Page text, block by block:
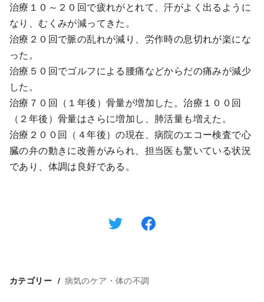
治療１０～２０回で疲れがとれて、汗がよく出るように
なり、むくみが減ってきた。
治療２０回で脈の乱れが減り、労作時の息切れが楽にな
った。
治療５０回でゴルフによる腰痛などからだの痛みが減少
した。
治療７０回（１年後）骨量が増加した。治療１００回
（２年後）骨量はさらに増加し、肺活量も増えた。
治療２００回（４年後）の現在、病院のエコー検査で心
臓の弁の動きに改善がみられ、担当医も驚いている状況
であり、体調は良好である。
カテゴリー 病気のケア・体の不調